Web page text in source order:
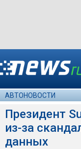
АВТОНОВОСТИ
Президент
из-за
данных